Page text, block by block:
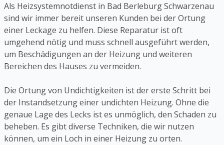
Als Heizsystemnotdienst in Bad Berleburg Schwarzenau
sind wir immer bereit unseren Kunden bei der Ortung
einer Leckage zu helfen. Diese Reparatur ist oft
umgehend nötig und muss schnell ausgeführt werden,
um Beschädigungen an der Heizung und weiteren
Bereichen des Hauses zu vermeiden.
Die Ortung von Undichtigkeiten ist der erste Schritt bei
der Instandsetzung einer undichten Heizung. Ohne die
genaue Lage des Lecks ist es unmöglich, den Schaden zu
beheben. Es gibt diverse Techniken, die wir nutzen
können, um ein Loch in einer Heizung zu orten.